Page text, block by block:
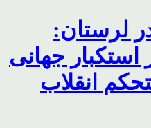
لرستان:
استکبار جهانی
انقلاب